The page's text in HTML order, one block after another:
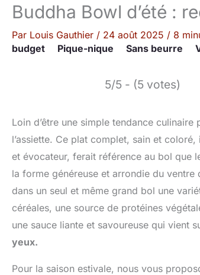
Buddha Bowl d’été :
Par Louis Gauthier / 24 août 2025 / 8
budget
Pique-nique Sans beurre
5/5 - (5 votes)
Loin d’être une simple tendance
l’assiette. Ce plat complet, sain et
et évocateur, ferait référence au bol que
la forme généreuse et arrondie du ventre
dans un seul et même grand bol une
céréales, une source de protéines
une sauce liante et savoureuse qui vient
yeux.
Pour la saison estivale, nous vous